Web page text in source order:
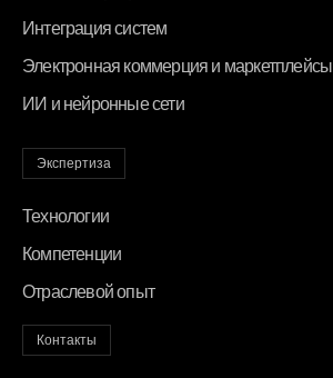
Интеграция систем
Электронная коммерция и маркетплейсы
ИИ и нейронные сети
Экспертиза
Технологии
Компетенции
Отраслевой опыт
Контакты